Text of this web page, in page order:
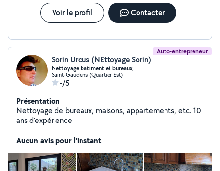
Voir le profil Contacter
Auto-entrepreneur
Sorin Urcus (NEttoyage Sorin)
Nettoyage batiment et bureaux,
Saint-Gaudens (Quartier Est)
-/5
Présentation
Nettoyage de bureaux, maisons, appartements, etc. 10
ans d'expérience
Aucun avis pour l'instant